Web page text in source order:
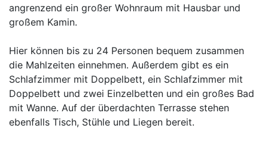
angrenzend ein großer Wohnraum mit Hausbar und
großem Kamin.
Hier können bis zu 24 Personen bequem zusammen
die Mahlzeiten einnehmen. Außerdem gibt es ein
Schlafzimmer mit Doppelbett, ein Schlafzimmer mit
Doppelbett und zwei Einzelbetten und ein großes Bad
mit Wanne. Auf der überdachten Terrasse stehen
ebenfalls Tisch, Stühle und Liegen bereit.